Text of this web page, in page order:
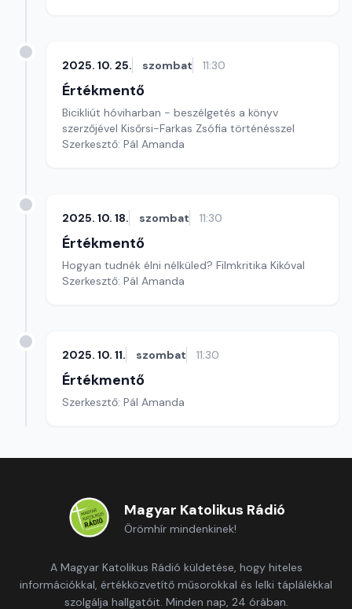
2025. 10. 25. szombat 11:30
Értékmentő
Bicikliút hóviharban - beszélgetés a könyv
szerzőjével Kisőrsi-Farkas Zsófia történésszel
Szerkesztő: Pál Amanda
2025. 10. 18. szombat 11:30
Értékmentő
Hogyan tudnék élni nélküled? Filmkritika Kikóval
Szerkesztő: Pál Amanda
2025. 10. 11. szombat 11:30
Értékmentő
Szerkesztő: Pál Amanda
Magyar Katolikus Rádió
Örömhír mindenkinek!
A Magyar Katolikus Rádió küldetése, hogy hiteles
információkkal, értékközvetítő műsorokkal és lelki táplálékkal
szolgálja hallgatóit. Minden nap, 24 órában.